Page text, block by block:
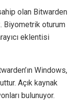
olan Bitwarden
Biyometrik oturum
eklentisi
Windows,
Açık kaynak
bulunuyor.